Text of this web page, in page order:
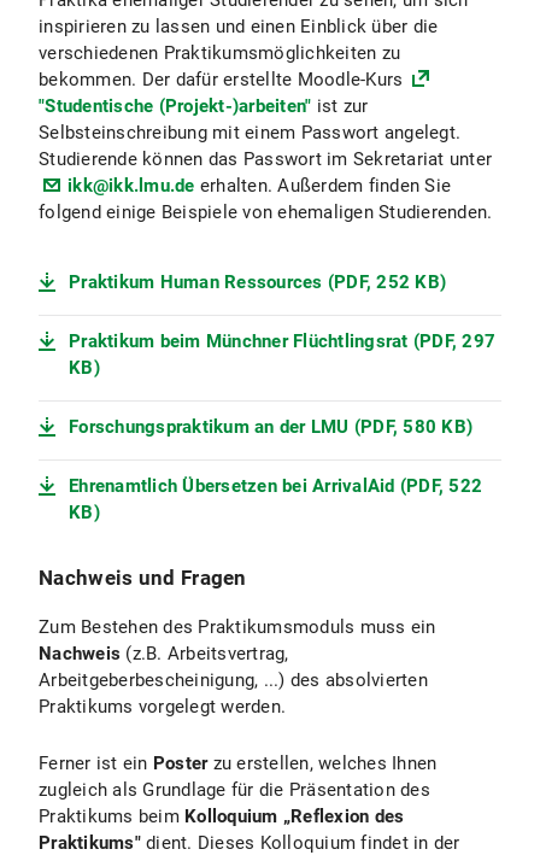
inspirieren zu lassen und einen Einblick über die
verschiedenen Praktikumsmöglichkeiten zu
bekommen. Der dafür erstellte Moodle-Kurs
"Studentische (Projekt-)arbeiten" ist zur
Selbsteinschreibung mit einem Passwort angelegt.
Studierende können das Passwort im Sekretariat unter
ikk@ikk.lmu.de erhalten. Außerdem finden Sie
folgend einige Beispiele von ehemaligen Studierenden.
Praktikum Human Ressources (PDF, 252 KB)
Praktikum beim Münchner Flüchtlingsrat (PDF, 297
KB)
Forschungspraktikum an der LMU (PDF, 580 KB)
Ehrenamtlich Übersetzen bei ArrivalAid (PDF, 522
KB)
Nachweis und Fragen
Zum Bestehen des Praktikumsmoduls muss ein
Nachweis (z.B. Arbeitsvertrag,
Arbeitgeberbescheinigung, ...) des absolvierten
Praktikums vorgelegt werden.
Ferner ist ein Posterzu erstellen, welches Ihnen
zugleich als Grundlage für die Präsentation des
Praktikums beim Kolloquium „Reflexion des
Praktikums"dient. Dieses Kolloquium findet in der